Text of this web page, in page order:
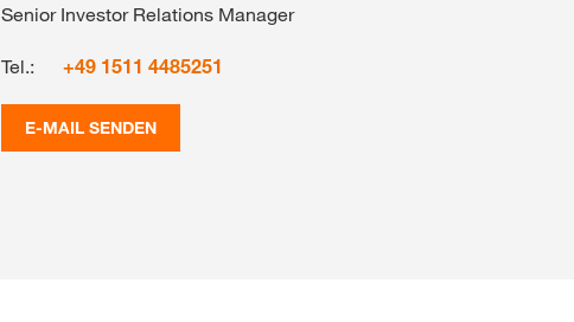
Senior Investor Relations Manager
Tel.: +49 1511 4485251
E-MAIL SENDEN